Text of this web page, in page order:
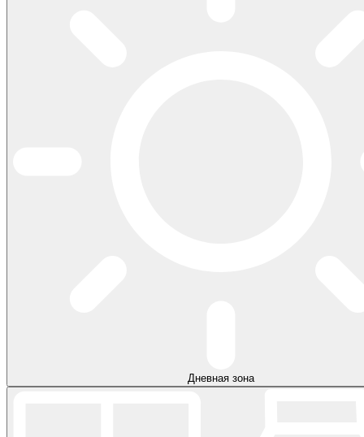
Дневная зона